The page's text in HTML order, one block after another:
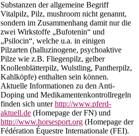
Substanzen der allgemeine Begriff
Vitalpilz, Pilz, mushroom nicht genannt,
sondern im Zusammenhang damit nur die
zwei Wirkstoffe „Bufotenin“ und
„Psilocin“, welche u.a. in einigen
Pilzarten (halluzinogene, psychoaktive
Pilze wie z.B. Fliegenpilz, gelber
Knollenblätterpilz, Wulstling, Pantherpilz,
Kahlköpfe) enthalten sein können.
Aktuelle Informationen zu den Anti-
Doping und Medikamentenkontrollregeln
finden sich unterhttp://www.pferd-
aktuell.de (Homepage der FN) und
http://www.horsesport.org (Homepage der
Fédération Équestre Internationale (FEI).